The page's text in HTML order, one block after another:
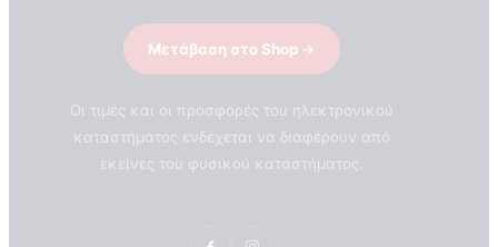
Μετάβαση στο Shop
Οι τιμές και οι προσφορές του ηλεκτρονικού
καταστήματος ενδέχεται να διαφέρουν από
εκείνες του φυσικού καταστήματος.